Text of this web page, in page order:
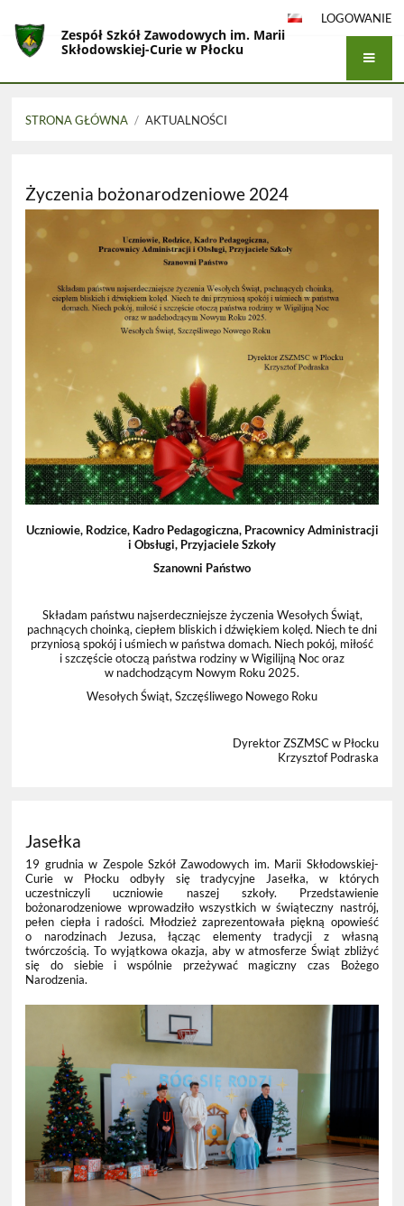
LOGOWANIE
Zespół Szkół Zawodowych im. Marii
Skłodowskiej-Curie w Płocku
STRONA GŁÓWNA / AKTUALNOŚCI
Życzenia bożonarodzeniowe 2024
Uczniowie, Rodzice, Kadro Pedagogiczna, Pracownicy Administracji
i Obsługi, Przyjaciele Szkoły
Szanowni Państwo
Składam państwu najserdeczniejsze życzenia Wesołych Świąt,
pachnących choinką, ciepłem bliskich i dźwiękiem kolęd. Niech te dni
przyniosą spokój i uśmiech w państwa domach. Niech pokój, miłość
i szczęście otoczą państwa rodziny w Wigilijną Noc oraz
w nadchodzącym Nowym Roku 2025.
Wesołych Świąt, Szczęśliwego Nowego Roku
Dyrektor ZSZMSC w Płocku
Krzysztof Podraska
Jasełka
19 grudnia w Zespole Szkół Zawodowych im. Marii Skłodowskiej-
Curie w Płocku odbyły się tradycyjne Jasełka, w których
uczestniczyli uczniowie naszej szkoły. Przedstawienie
bożonarodzeniowe wprowadziło wszystkich w świąteczny nastrój,
pełen ciepła i radości. Młodzież zaprezentowała piękną opowieść
o narodzinach Jezusa, łącząc elementy tradycji z własną
twórczością. To wyjątkowa okazja, aby w atmosferze Świąt zbliżyć
się do siebie i wspólnie przeżywać magiczny czas Bożego
Narodzenia.